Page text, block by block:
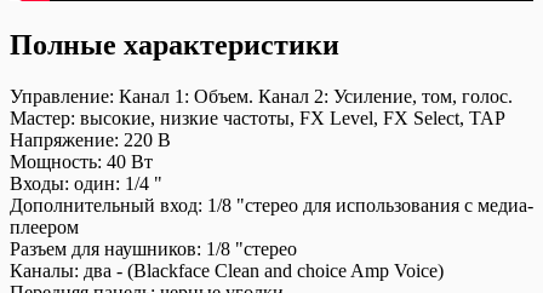
Полные характеристики
Управление: Канал 1: Объем. Канал 2: Усиление, том, голос.
Мастер: высокие, низкие частоты, FX Level, FX Select, TAP
Напряжение: 220 В
Мощность: 40 Вт
Входы: один: 1/4 "
Дополнительный вход: 1/8 "стерео для использования с медиа-
плеером
Разъем для наушников: 1/8 "стерео
Каналы: два - (Blackface Clean and choice Amp Voice)